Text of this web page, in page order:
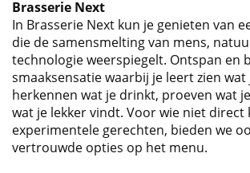
Brasserie Next
In Brasserie Next kun je genieten van
die de samensmelting van mens,
technologie weerspiegelt. Ontspan en
smaaksensatie waarbij je leert zien wat
herkennen wat je drinkt, proeven wat
wat je lekker vindt. Voor wie niet direct
experimentele gerechten, bieden we
vertrouwde opties op het menu.